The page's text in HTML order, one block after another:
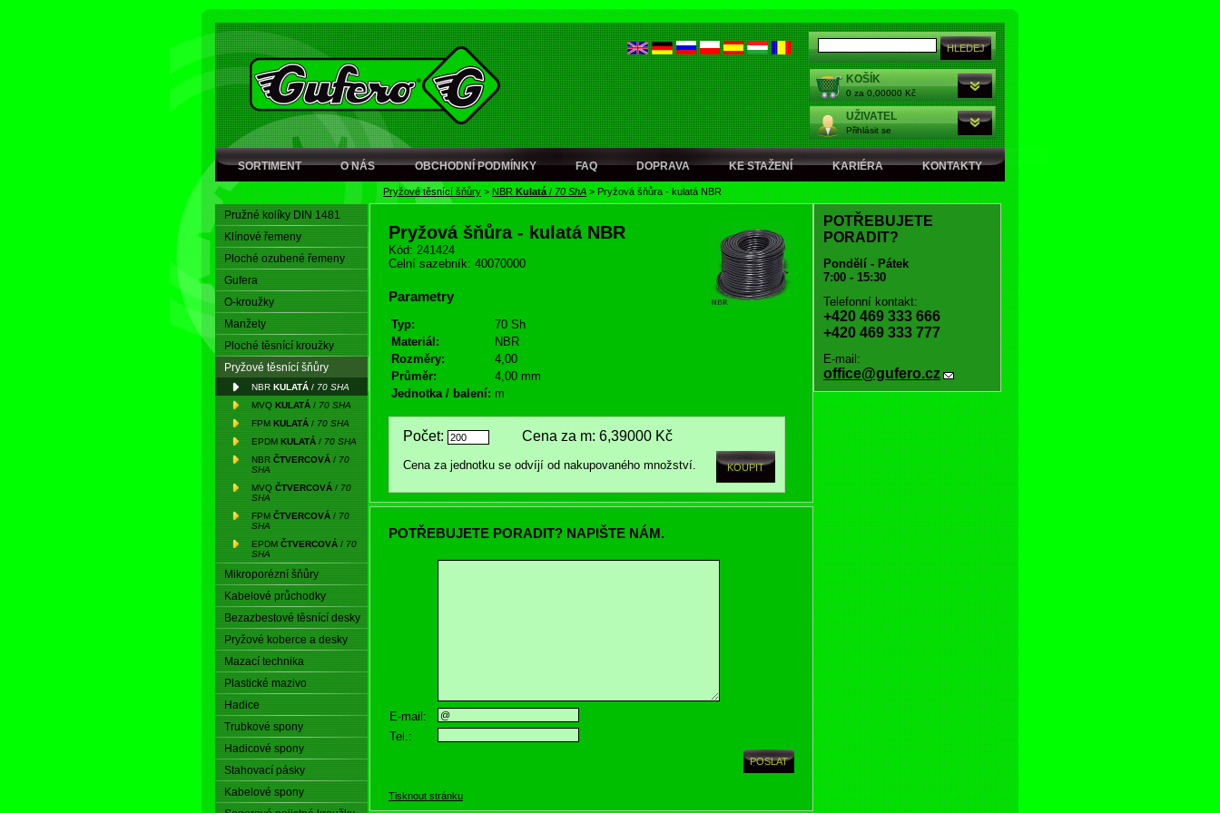
KOŠÍK
0 za 0,00000 Kč
UŽIVATEL
Přihlásit se
SORTIMENT O NÁS OBCHODNÍ PODMÍNKY FAQ DOPRAVA KE STAŽENÍ KARIÉRA KONTAKTY
Pryžové těsnící šňůry > NBR Kulatá / 70 ShA > Pryžová šňůra - kulatá NBR
Pružné kolíky DIN 1481
Klínové řemeny
Ploché ozubené řemeny
Gufera
O-kroužky
Manžety
Ploché těsnící kroužky
Pryžové těsnící šňůry
NBR KULATÁ / 70 SHA
MVQ KULATÁ / 70 SHA
FPM KULATÁ / 70 SHA
EPDM KULATÁ / 70 SHA
NBR ČTVERCOVÁ / 70
SHA
MVQ ČTVERCOVÁ / 70
SHA
FPM ČTVERCOVÁ / 70
SHA
EPDM ČTVERCOVÁ / 70
SHA
Mikroporézní šňůry
Kabelové průchodky
Bezazbestové těsnící desky
Pryžové koberce a desky
Mazací technika
Plastické mazivo
Hadice
Trubkové spony
Hadicové spony
Stahovací pásky
Kabelové spony
Pryžová šňůra - kulatá NBR
Kód: 241424
Celní sazebník: 40070000
Parametry
Typ:
70 Sh
Materiál:
NBR
Rozměry:
4,00
Průměr:
4,00 mm
Jednotka / balení: m
Počet: Cena za m: 6,39000 Kč
Cena za jednotku se odvíjí od nakupovaného množství.
POTŘEBUJETE PORADIT? NAPIŠTE NÁM.
E-mail:
Tel.:
Tisknout stránku
POTŘEBUJETE
PORADIT?
Pondělí - Pátek
7:00 - 15:30
Telefonní kontakt:
+420 469 333 666
+420 469 333 777
E-mail:
office@gufero.cz